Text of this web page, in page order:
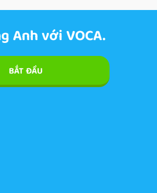
Anh với VOCA.
BẮT ĐẦU